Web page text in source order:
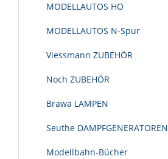
MODELLAUTOS HO
MODELLAUTOS N-Spur
Viessmann ZUBEHÖR
Noch ZUBEHÖR
Brawa LAMPEN
Seuthe DAMPFGENERATOREN
Modellbahn-Bücher